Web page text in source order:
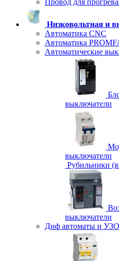
Провод для
Низковольтная и
Автоматика CNC
Автоматика
Автоматические
выключатели
выключатели
Рубильники
выключатели
Диф автоматы и УЗО